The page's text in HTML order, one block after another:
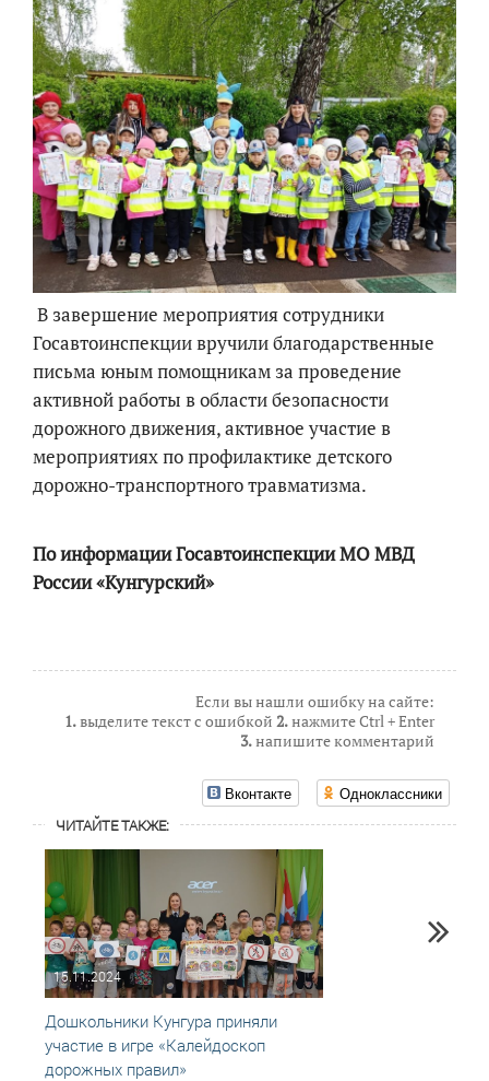
В завершение мероприятия сотрудники
Госавтоинспекции вручили благодарственные
письма юным помощникам за проведение
активной работы в области безопасности
дорожного движения, активное участие в
мероприятиях по профилактике детского
дорожно-транспортного травматизма.
По информации Госавтоинспекции МО МВД
России «Кунгурский»
Если вы нашли ошибку на сайте:
1.выделите текст с ошибкой 2.нажмите Ctrl + Enter
3.напишите комментарий
Вконтакте Одноклассники
ЧИТАЙТЕ ТАКЖЕ:
15.11.2024
Дошкольники Кунгура приняли
участие в игре «Калейдоскоп
дорожных правил»